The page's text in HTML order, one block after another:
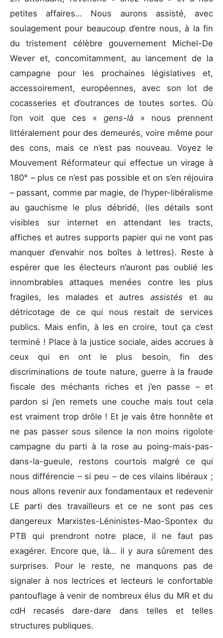
petites affaires… Nous aurons assisté, avec
soulagement pour beaucoup d’entre nous, à la fin
du tristement célèbre gouvernement Michel-De
Wever et, concomitamment, au lancement de la
campagne pour les prochaines législatives et,
accessoirement, européennes, avec son lot de
cocasseries et d’outrances de toutes sortes. Où
l’on voit que ces «gens-là » nous prennent
littéralement pour des demeurés, voire même pour
des cons, mais ce n’est pas nouveau. Voyez le
Mouvement Réformateur qui effectue un virage à
180° – plus ce n’est pas possible et on s’en réjouira
– passant, comme par magie, de l’hyper-libéralisme
au gauchisme le plus débridé, (les détails sont
visibles sur internet en attendant les tracts,
affiches et autres supports papier qui ne vont pas
manquer d’envahir nos boîtes à lettres). Reste à
espérer que les électeurs n’auront pas oublié les
innombrables attaques menées contre les plus
fragiles, les malades et autresassistéset au
détricotage de ce qui nous restait de services
publics. Mais enfin, à les en croire, tout ça c’est
terminé ! Place à la justice sociale, aides accrues à
ceux qui en ont le plus besoin, fin des
discriminations de toute nature, guerre à la fraude
fiscale des méchants riches et j’en passe – et
pardon si j’en remets une couche mais tout cela
est vraiment trop drôle ! Et je vais être honnête et
ne pas passer sous silence la non moins rigolote
campagne du parti à la rose au poing-mais-pas-
dans-la-gueule, restons courtois malgré ce qui
nous différencie – si peu – de ces vilains libéraux ;
nous allons revenir aux fondamentaux et redevenir
LE parti des travailleurs et ce ne sont pas ces
dangereux Marxistes-Léninistes-Mao-Spontex du
PTB qui prendront notre place, il ne faut pas
exagérer. Encore que, là… il y aura sûrement des
surprises. Pour le reste, ne manquons pas de
signaler à nos lectrices et lecteurs le confortable
pantouflage à venir de nombreux élus du MR et du
cdH recasés dare-dare dans telles et telles
structures publiques.